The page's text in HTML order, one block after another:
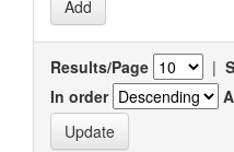
Results/Page |
In order